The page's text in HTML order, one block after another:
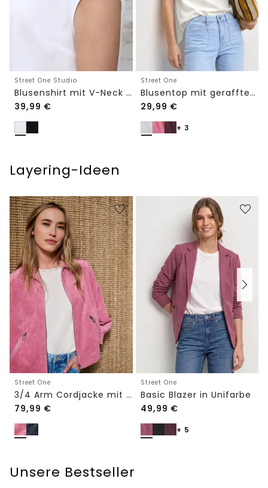
Street One Studio
Blusenshirt mit V-Neck und Spitze
39,99 €
Street One
Blusentop mit gerafftem Rundhals
29,99 €
+ 3
Layering-Ideen
Street One
3/4 Arm Cordjacke mit Hemdkragen
79,99 €
Street One
Basic Blazer in Unifarbe
49,99 €
+ 5
Unsere Bestseller